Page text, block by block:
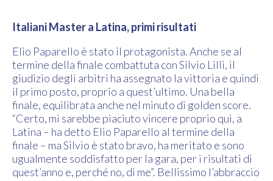
Italiani Master a Latina, primi risultati
Elio Paparello è stato il protagonista. Anche se al
termine della finale combattuta con Silvio Lilli, il
giudizio degli arbitri ha assegnato la vittoria e quindi
il primo posto, proprio a quest’ultimo. Una bella
finale, equilibrata anche nel minuto di golden score.
“Certo, mi sarebbe piaciuto vincere proprio qui, a
Latina – ha detto Elio Paparello al termine della
finale – ma Silvio è stato bravo, ha meritato e sono
ugualmente soddisfatto per la gara, per i risultati di
quest’anno e, perché no, di me”. Bellissimo l’abbraccio